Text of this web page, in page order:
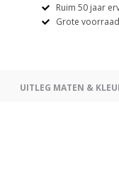
Ruim 50 jaar
Grote voorraad
UITLEG MATEN &